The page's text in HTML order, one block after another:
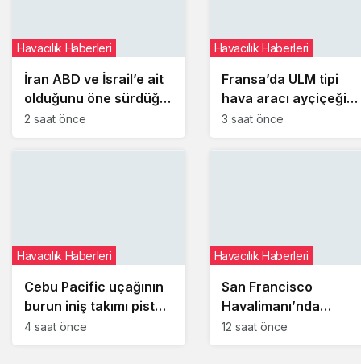
İran ABD ve İsrail’e ait
olduğunu öne sürdüğü
hava araçlarının
Havacılık Haberleri
2 saat önce
Fransa’da ULM tipi
hava aracı ayçiçeği
tarlasına ‘paraşüt
Havacılık Haberleri
3 saat önce
Cebu Pacific uçağının
burun iniş takımı pist
dönüşünde çim alana
Havacılık Haberleri
4 saat önce
San Francisco
Havalimanı’nda
uçakların paralel
Havacılık Haberleri
12 saat önce